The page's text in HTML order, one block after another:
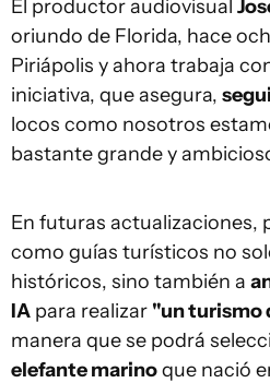
El productor audiovisual
oriundo de Florida, hace
Piriápolis y ahora trabaja
iniciativa, que asegura,
locos como nosotros
bastante grande y
En futuras actualizaciones,
como guías turísticos no
históricos, sino también a
IA para realizar "un turismo
manera que se podrá
elefante marinoque nació